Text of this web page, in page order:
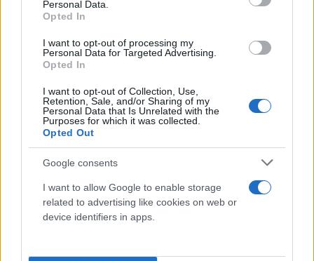
Personal Data.
Opted In
I want to opt-out of processing my
Personal Data for Targeted Advertising.
Opted In
I want to opt-out of Collection, Use,
Retention, Sale, and/or Sharing of my
Personal Data that Is Unrelated with the
Purposes for which it was collected.
Opted Out
Google consents
I want to allow Google to enable storage
related to advertising like cookies on web or
device identifiers in apps.